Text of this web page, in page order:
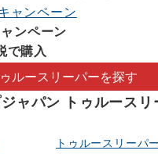
ンペーン
で購入
ルースリーパーを探す
ャパン トゥルースリ
トゥルースリーパ